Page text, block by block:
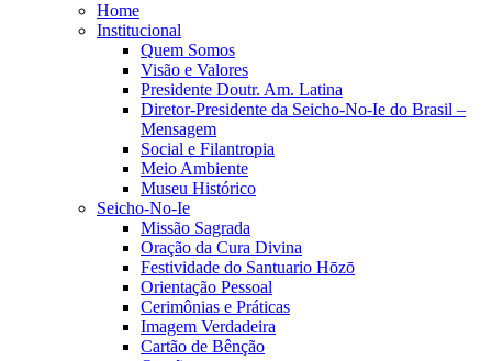
Home
Institucional
Quem Somos
Visão e Valores
Presidente Doutr. Am. Latina
Diretor-Presidente da Seicho-No-Ie do Brasil –
Mensagem
Social e Filantropia
Meio Ambiente
Museu Histórico
Seicho-No-Ie
Missão Sagrada
Oração da Cura Divina
Festividade do Santuario Hōzō
Orientação Pessoal
Cerimônias e Práticas
Imagem Verdadeira
Cartão de Bênção